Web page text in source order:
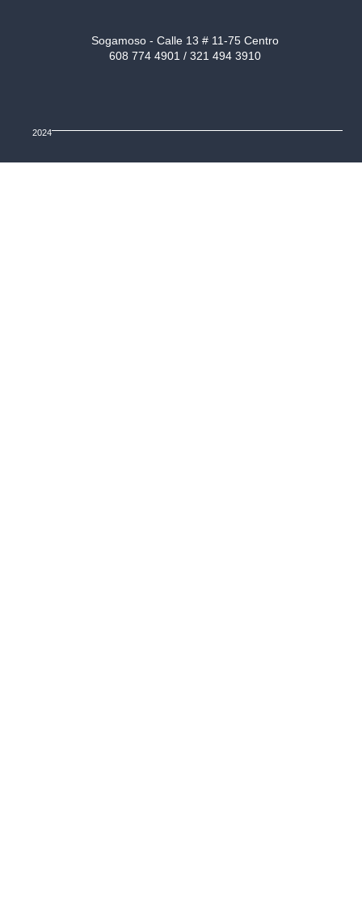
Sogamoso - Calle 13 # 11-75 Centro
608 774 4901 / 321 494 3910
2024